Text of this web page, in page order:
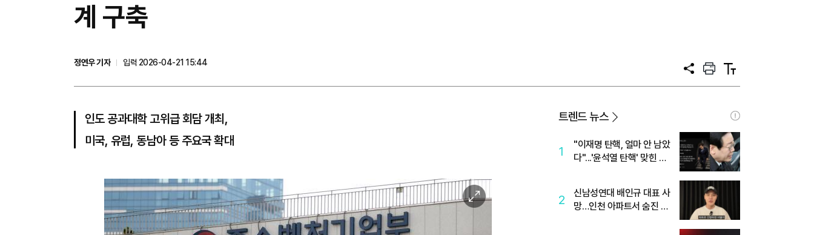
계 구축
정연우 기자
입력 2026-04-21 15:44
공
프
트
텍
트
인도 공과대학 고위급 회담 개최,
미국, 유럽, 동남아 등 주요국 확대
이
미
트렌드 뉴스
1
"이재명 탄핵, 얼마 안 남았
다"...'윤석열 탄핵' 맞힌 무
2
신남성연대 배인규 대표 사
망…인천 아파트서 숨진 채